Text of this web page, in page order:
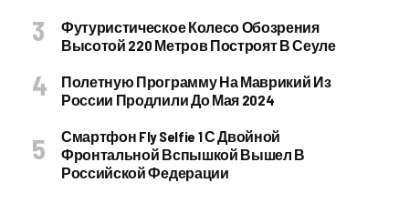
Футуристическое Колесо Обозрения
Высотой 220 Метров Построят В Сеуле
Полетную Программу На Маврикий Из
России Продлили До Мая 2024
Смартфон Fly Selfie 1 С Двойной
Фронтальной Вспышкой Вышел В
Российской Федерации